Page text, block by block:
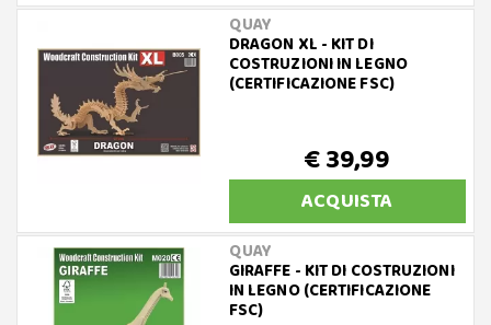
QUAY
DRAGON XL - KIT DI
COSTRUZIONI IN LEGNO
(CERTIFICAZIONE FSC)
€ 39,99
ACQUISTA
QUAY
GIRAFFE - KIT DI COSTRUZIONI
IN LEGNO (CERTIFICAZIONE
FSC)